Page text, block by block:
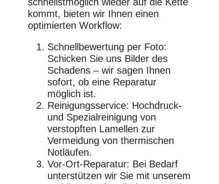
kommt, bieten wir Ihnen einen
optimierten Workflow:
Schnellbewertung per Foto:
Schicken Sie uns Bilder des
Schadens – wir sagen Ihnen
sofort, ob eine Reparatur
möglich ist.
Reinigungsservice: Hochdruck-
und Spezialreinigung von
verstopften Lamellen zur
Vermeidung von thermischen
Notläufen.
Vor-Ort-Reparatur: Bei Bedarf
unterstützen wir Sie mit unserem